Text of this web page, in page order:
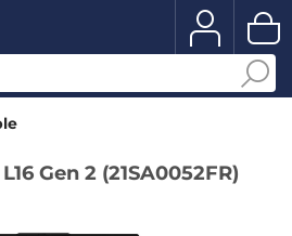
Gen 2 (21SA0052FR)